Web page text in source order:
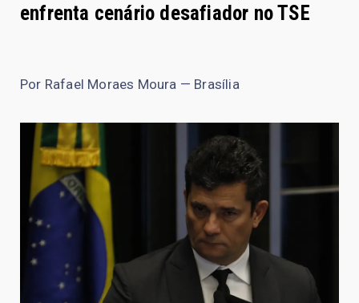
enfrenta cenário desafiador no TSE
Por Rafael Moraes Moura — Brasília